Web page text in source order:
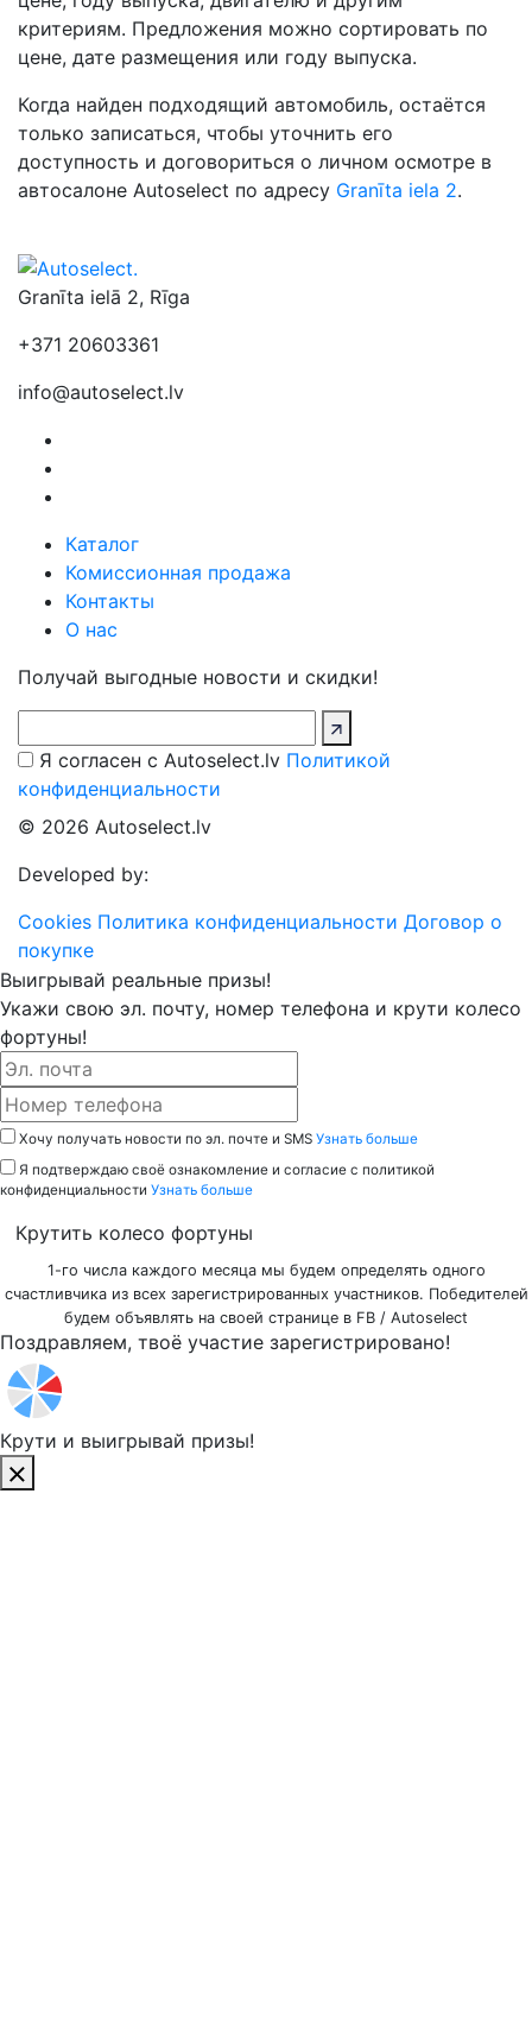
критериям. Предложения можно сортировать по
цене, дате размещения или году выпуска.
Когда найден подходящий автомобиль, остаётся
только записаться, чтобы уточнить его
доступность и договориться о личном осмотре в
автосалоне Autoselect по адресу Granīta iela 2.
Granīta ielā 2, Rīga
+371 20603361
info@autoselect.lv
Каталог
Комиссионная продажа
Контакты
О нас
Получай выгодные новости и скидки!
Я согласен с Autoselect.lv Политикой
конфиденциальности
© 2026 Autoselect.lv
Developed by:
Cookies Политика конфиденциальности Договор о
покупке
Выигрывай реальные призы!
Укажи свою эл. почту, номер телефона и крути колесо
фортуны!
Хочу получать новости по эл. почте и SMS Узнать больше
Я подтверждаю своё ознакомление и согласие с политикой
конфиденциальности Узнать больше
Крутить колесо фортуны
1-го числа каждого месяца мы будем определять одного
счастливчика из всех зарегистрированных участников. Победителей
будем объявлять на своей странице в FB / Autoselect
Поздравляем, твоё участие зарегистрировано!
Крути и выигрывай призы!